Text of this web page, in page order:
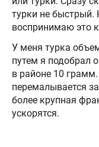
турки не быстрый.
воспринимаю это
У меня турка
путем я подобрал
в районе 10
перемалывается
более крупная
ускорятся.